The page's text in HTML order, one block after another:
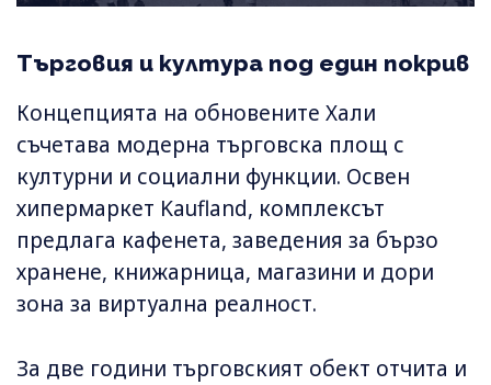
Търговия и култура под един покрив
Концепцията на обновените Хали
съчетава модерна търговска площ с
културни и социални функции. Освен
хипермаркет Kaufland, комплексът
предлага кафенета, заведения за бързо
хранене, книжарница, магазини и дори
зона за виртуална реалност.
За две години търговският обект отчита и